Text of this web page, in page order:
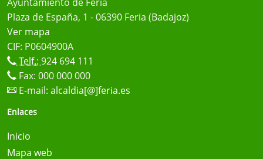
Plaza de España, 1 - 06390 Feria (Badajoz)
Ver mapa
CIF: P0604900A
Telf.: 924 694 111
Fax: 000 000 000
E-mail: alcaldia[@]feria.es
Enlaces
Inicio
Mapa web